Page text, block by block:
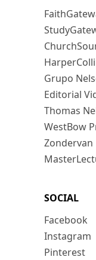
Grupo
Editorial
Thomas
WestBow
Zondervan
SOCIAL
Facebook
Instagram
Pinterest